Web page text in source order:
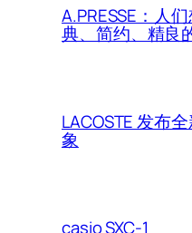
A.PRESSE：人
典、简约、精良
LACOSTE 发布
象
casio SXC-1